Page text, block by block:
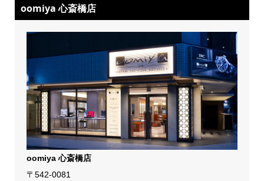
oomiya 心斎橋店
oomiya 心斎橋店
〒542-0081